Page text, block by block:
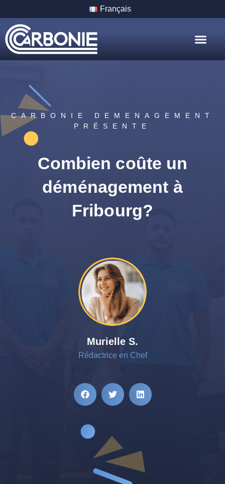
Français
CARBONIE DEMENAGEMENT
PRÉSENTE
Combien coûte un
déménagement à
Fribourg?
Murielle S.
Rédactrice en Chef